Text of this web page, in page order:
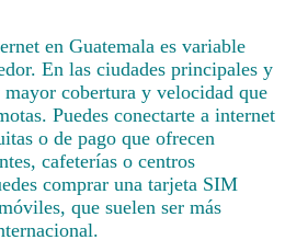
en Guatemala es variable
En las ciudades principales y
cobertura y velocidad que
Puedes conectarte a internet
o de pago que ofrecen
cafeterías o centros
comprar una tarjeta SIM
que suelen ser más